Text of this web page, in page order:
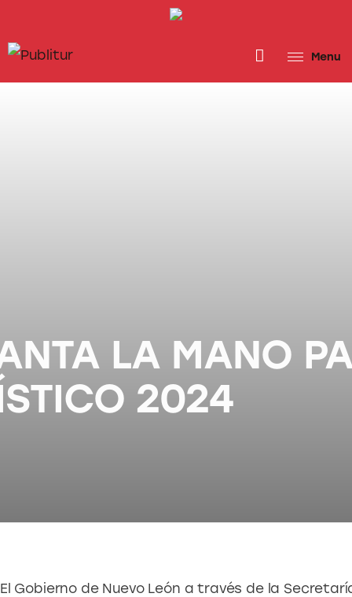
Menu
INDUSTRIA TURÍSTICA
LA MANO
2024
El Gobierno de Nuevo León a través de la